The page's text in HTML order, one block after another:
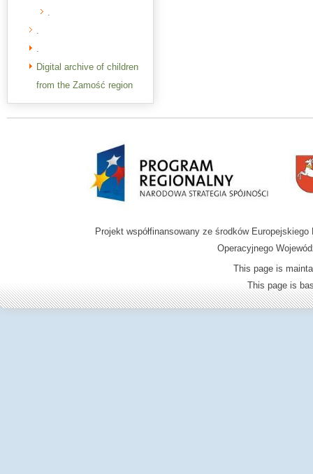
.
.
.
Digital archive of children
from the Zamość region
Projekt współfinansowany ze środków
Operacyjnego
This page is
This page is